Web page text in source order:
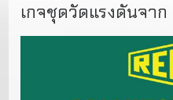
เกจชุดวัดแรงดันจาก